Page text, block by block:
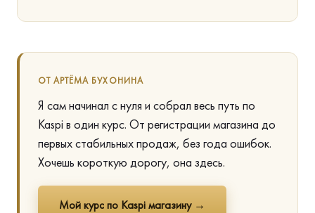
ОТ АРТЁМА БУХОНИНА
Я сам начинал с нуля и собрал весь путь по
Kaspi в один курс. От регистрации магазина до
первых стабильных продаж, без года ошибок.
Хочешь короткую дорогу, она здесь.
Мой курс по Kaspi магазину →